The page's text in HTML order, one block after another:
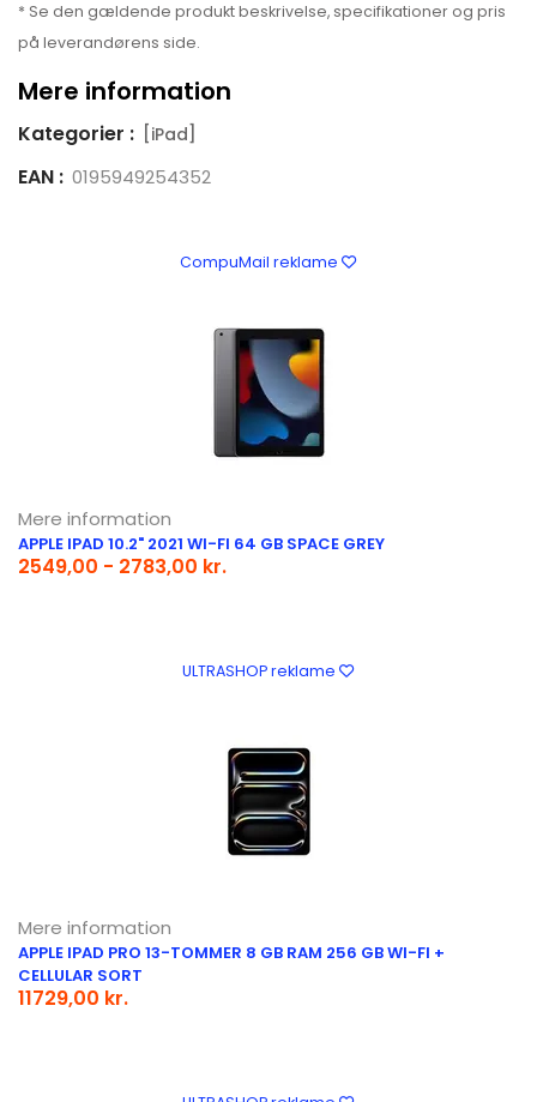
* Se den gældende produkt beskrivelse, specifikationer og pris
på leverandørens side.
Mere information
Kategorier : [iPad]
EAN : 0195949254352
CompuMail reklame
Mere information
APPLE IPAD 10.2" 2021 WI-FI 64 GB SPACE GREY
2549,00 - 2783,00 kr.
ULTRASHOP reklame
Mere information
APPLE IPAD PRO 13-TOMMER 8 GB RAM 256 GB WI-FI +
CELLULAR SORT
11729,00 kr.